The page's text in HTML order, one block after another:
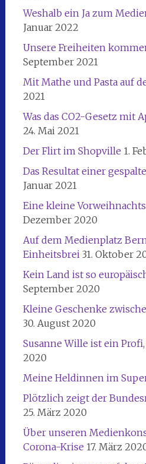
Weshalb ein Ja zum
Januar 2022
Unsere Freiheiten
September 2021
Mit Mathe und Pasta auf
2021
Was das CO2-Gesetz mit
24. Mai 2021
Der Flirt im Shopville 1.
Das Resultat einer
Januar 2021
Eine kleine
Dezember 2020
Auf dem Medienplatz
Einheitsbrei 31. Oktober
Kein Land ist so
September 2020
Kleine Geschenke
30. August 2020
Susanne Wille ist ein
2020
Meine Heldinnen im
Plötzlich zeigt der
25. März 2020
Über unseren
Corona-Krise 17. März